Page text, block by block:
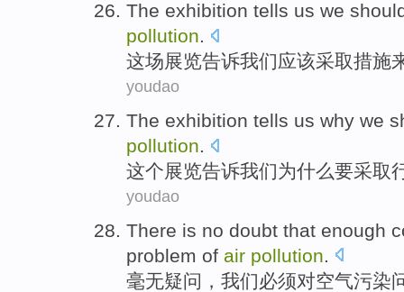
The exhibition tells us we
pollution.
这场展览告诉我们应该采取措施
youdao
The exhibition tells us why we
pollution.
这个展览告诉我们为什么要采取
youdao
There is no doubt that enough
problem of air pollution
毫无疑问，我们必须对空气污染